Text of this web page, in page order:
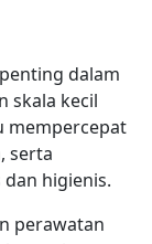
dalam
skala kecil
mempercepat
serta
higienis.
perawatan